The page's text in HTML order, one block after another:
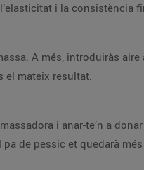
i la consistència
A més, introduiràs
el mateix resultat.
i anar-te’n a
de pessic et quedarà